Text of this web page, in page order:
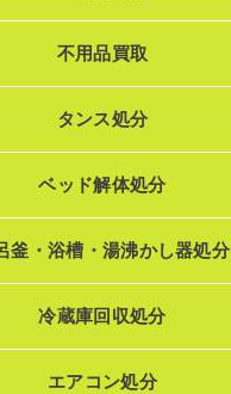
不用品買取
タンス処分
ベッド解体処分
釜・浴槽・湯沸かし器処分
冷蔵庫回収処分
エアコン処分